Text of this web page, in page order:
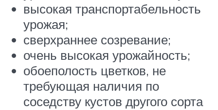
высокая транспортабельность
урожая;
сверхраннее созревание;
очень высокая урожайность;
обоеполость цветков, не
требующая наличия по
соседству кустов другого сорта